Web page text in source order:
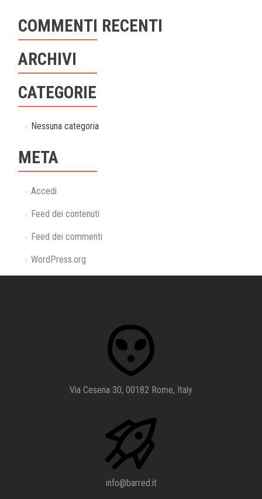
COMMENTI RECENTI
ARCHIVI
CATEGORIE
Nessuna categoria
META
Accedi
Feed dei contenuti
Feed dei commenti
WordPress.org
Via Cesena 30, 00182 Rome, Italy
info@barred.it